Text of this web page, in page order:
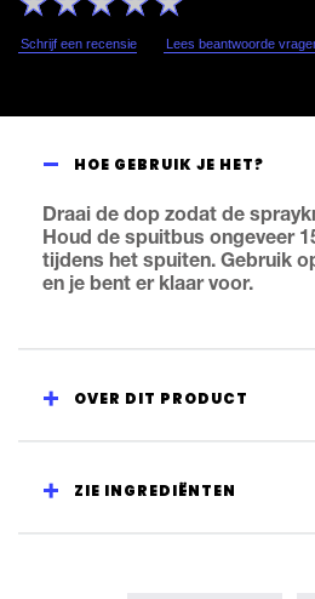
beoordelingen
voor
Schrijf een recensie Lees beantwoorde
HOE GEBRUIK JE HET?
Draai de dop zodat de
Houd de spuitbus ongeveer
tijdens het spuiten. Gebruik
en je bent er klaar voor.
OVER DIT PRODUCT
ZIE INGREDIËNTEN